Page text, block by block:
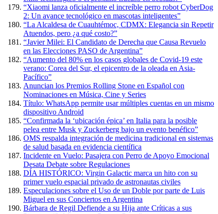
“Xiaomi lanza oficialmente el increíble perro robot CyberDog
2: Un avance tecnológico en mascotas inteligentes”
“La Alcaldesa de Cuauhtémoc, CDMX: Elegancia sin Repetir
Atuendos, pero ¿a qué costo?”
“Javier Milei: El Candidato de Derecha que Causa Revuelo
en las Elecciones PASO de Argentina”
“Aumento del 80% en los casos globales de Covid-19 este
verano: Corea del Sur, el epicentro de la oleada en Asia-
Pacífico”
Anuncian los Premios Rolling Stone en Español con
Nominaciones en Música, Cine y Series
Título: WhatsApp permite usar múltiples cuentas en un mismo
dispositivo Android
“Confirmada la ‘ubicación épica’ en Italia para la posible
pelea entre Musk y Zuckerberg bajo un evento benéfico”
OMS respalda integración de medicina tradicional en sistemas
de salud basada en evidencia científica
Incidente en Vuelo: Pasajera con Perro de Apoyo Emocional
Desata Debate sobre Regulaciones
DÍA HISTÓRICO: Virgin Galactic marca un hito con su
primer vuelo espacial privado de astronautas civiles
Especulaciones sobre el Uso de un Doble por parte de Luis
Miguel en sus Conciertos en Argentina
Bárbara de Regil Defiende a su Hija ante Críticas a sus